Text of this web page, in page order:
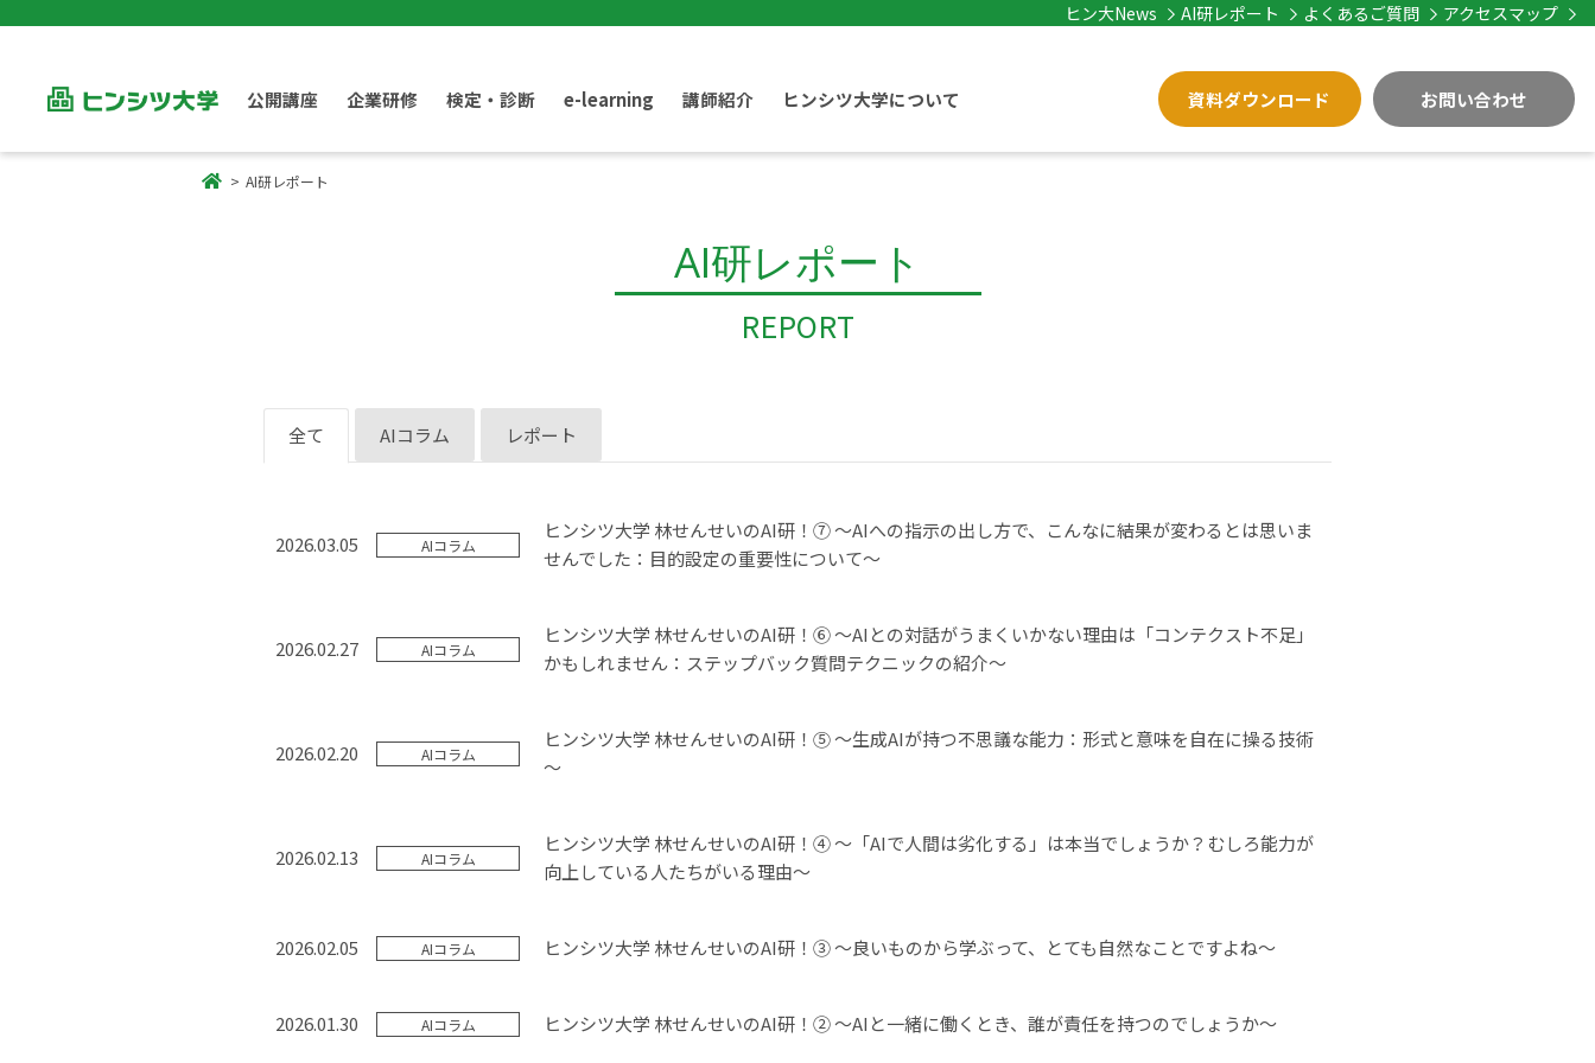
公開講座 企業研修 検定・診断 e-learning 講師紹介 ヒンシツ大学について 資料ダウンロード お問い合わせ
ヒン大News AI研レポート よくあるご質問 アクセスマップ
AI研レポート
AI研レポート
REPORT
全て AIコラム レポート
2026.03.05 AIコラム
ヒンシツ大学 林せんせいのAI研！⑦ ～AIへの指示の出し方で、こんなに結果が変わるとは思いま
せんでした：目的設定の重要性について～
2026.02.27 AIコラム
ヒンシツ大学 林せんせいのAI研！⑥ ～AIとの対話がうまくいかない理由は「コンテクスト不足」
かもしれません：ステップバック質問テクニックの紹介～
2026.02.20 AIコラム
ヒンシツ大学 林せんせいのAI研！⑤ ～生成AIが持つ不思議な能力：形式と意味を自在に操る技術
～
2026.02.13 AIコラム
ヒンシツ大学 林せんせいのAI研！④ ～「AIで人間は劣化する」は本当でしょうか？むしろ能力が
向上している人たちがいる理由～
2026.02.05 AIコラム ヒンシツ大学 林せんせいのAI研！③ ～良いものから学ぶって、とても自然なことですよね～
2026.01.30 AIコラム ヒンシツ大学 林せんせいのAI研！② ～AIと一緒に働くとき、誰が責任を持つのでしょうか～